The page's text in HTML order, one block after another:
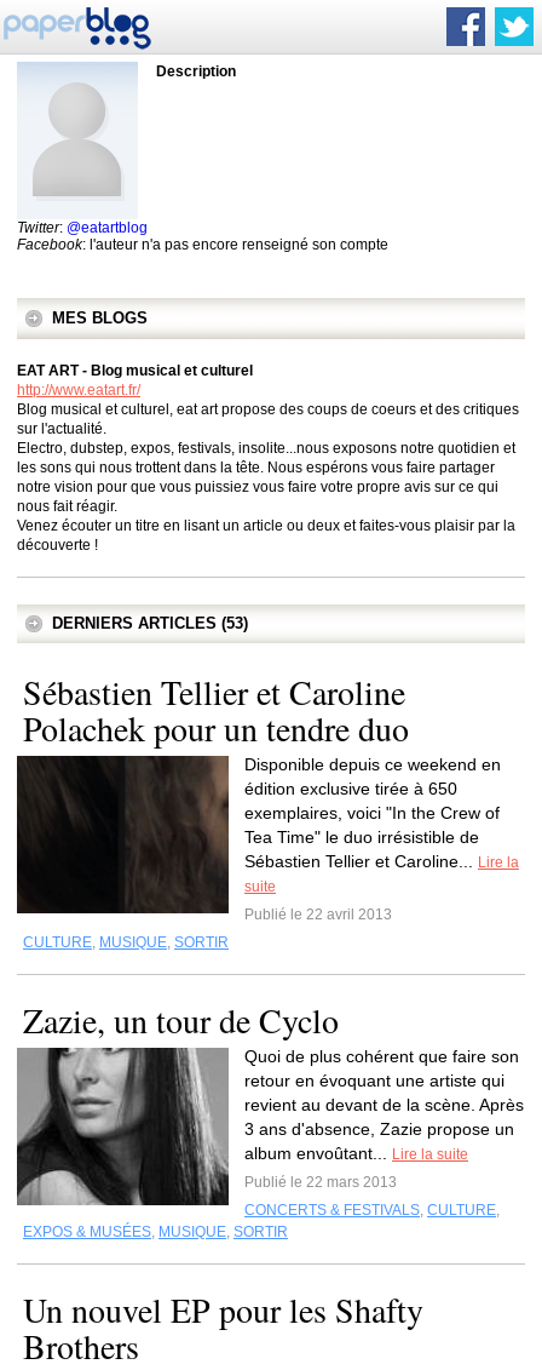
Description
Twitter: @eatartblog
Facebook: l'auteur n'a pas encore renseigné son compte
MES BLOGS
EAT ART - Blog musical et culturel
http://www.eatart.fr/
Blog musical et culturel, eat art propose des coups de coeurs et des critiques
sur l'actualité.
Electro, dubstep, expos, festivals, insolite...nous exposons notre quotidien et
les sons qui nous trottent dans la tête. Nous espérons vous faire partager
notre vision pour que vous puissiez vous faire votre propre avis sur ce qui
nous fait réagir.
Venez écouter un titre en lisant un article ou deux et faites-vous plaisir par la
découverte !
DERNIERS ARTICLES (53)
Sébastien Tellier et Caroline
Polachek pour un tendre duo
Disponible depuis ce weekend en
édition exclusive tirée à 650
exemplaires, voici "In the Crew of
Tea Time" le duo irrésistible de
Sébastien Tellier et Caroline...
Lire la
suite
Publié le 22 avril 2013
CULTURE, MUSIQUE, SORTIR
Zazie, un tour de Cyclo
Quoi de plus cohérent que faire son
retour en évoquant une artiste qui
revient au devant de la scène. Après
3 ans d'absence, Zazie propose un
album envoûtant...
Lire la suite
Publié le 22 mars 2013
CONCERTS & FESTIVALS, CULTURE,
EXPOS & MUSÉES, MUSIQUE, SORTIR
Un nouvel EP pour les Shafty
Brothers